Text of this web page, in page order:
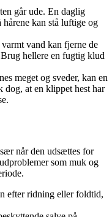
går ude. En daglig
kan stå luftige og
vand kan fjerne de
hellere en fugtig klud
meget og sveder, kan en
at en klippet hest har
når den udsættes for
som muk og
efter ridning eller foldtid,